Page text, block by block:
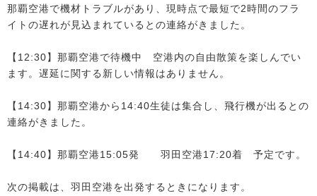
那覇空港で機材トラブルがあり、現時点で最短で2時間のフラ
イトの遅れが見込まれているとの連絡がきました。
【12:30】那覇空港で待機中 空港内の自由散策を楽しんでい
ます。遅延に関する新しい情報はありません。
【14:30】那覇空港から14:40生徒は集合し、飛行機が出るとの
連絡がきました。
【14:40】那覇空港15:05発 羽田空港17:20着 予定です。
次の掲載は、羽田空港を出発するときになります。